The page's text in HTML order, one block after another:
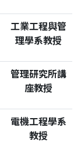
工業工程與管
理學系教授
管理研究所講
座教授
電機工程學系
教授